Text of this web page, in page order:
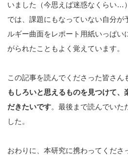
いました（今思えば迷惑なくらい…
では、課題にもなっていない自分が
ルギー曲面をレポート用紙いっぱい
がられたこともよく覚えています。
この記事を読んでくださった皆さん
もしろいと思えるものを見つけて、
だきたいです。最後まで読んでいた
した。
おわりに、本研究に携わってくださ